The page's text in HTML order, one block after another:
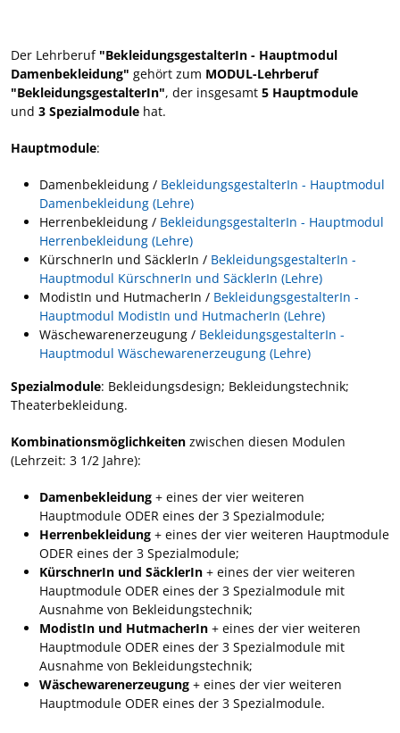
Der Lehrberuf "BekleidungsgestalterIn - Hauptmodul
Damenbekleidung" gehört zum MODUL-Lehrberuf
"BekleidungsgestalterIn", der insgesamt 5 Hauptmodule
und 3 Spezialmodule hat.
Hauptmodule:
Damenbekleidung / BekleidungsgestalterIn - Hauptmodul
Damenbekleidung (Lehre)
Herrenbekleidung / BekleidungsgestalterIn - Hauptmodul
Herrenbekleidung (Lehre)
KürschnerIn und SäcklerIn / BekleidungsgestalterIn -
Hauptmodul KürschnerIn und SäcklerIn (Lehre)
ModistIn und HutmacherIn / BekleidungsgestalterIn -
Hauptmodul ModistIn und HutmacherIn (Lehre)
Wäschewarenerzeugung / BekleidungsgestalterIn -
Hauptmodul Wäschewarenerzeugung (Lehre)
Spezialmodule: Bekleidungsdesign; Bekleidungstechnik;
Theaterbekleidung.
Kombinationsmöglichkeiten zwischen diesen Modulen
(Lehrzeit: 3 1/2 Jahre):
Damenbekleidung + eines der vier weiteren
Hauptmodule ODER eines der 3 Spezialmodule;
Herrenbekleidung + eines der vier weiteren Hauptmodule
ODER eines der 3 Spezialmodule;
KürschnerIn und SäcklerIn + eines der vier weiteren
Hauptmodule ODER eines der 3 Spezialmodule mit
Ausnahme von Bekleidungstechnik;
ModistIn und HutmacherIn + eines der vier weiteren
Hauptmodule ODER eines der 3 Spezialmodule mit
Ausnahme von Bekleidungstechnik;
Wäschewarenerzeugung + eines der vier weiteren
Hauptmodule ODER eines der 3 Spezialmodule.